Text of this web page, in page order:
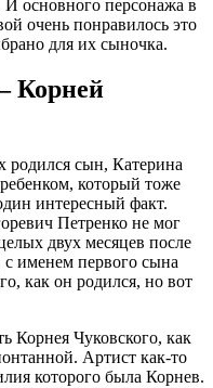
основного персонажа в
очень понравилось это
для их сыночка.
Корней
родился сын, Катерина
который тоже
интересный факт.
Петренко не мог
двух месяцев после
именем первого сына
как он родился, но вот
Корнея Чуковского, как
Артист как-то
которого была Корнев.